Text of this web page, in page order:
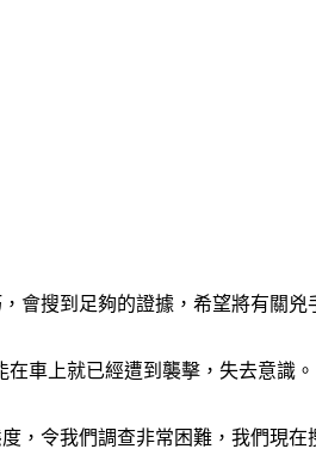
會搜到足夠的證據，希望將有關兇
車上就已經遭到襲擊，失去意識。
，令我們調查非常困難，我們現